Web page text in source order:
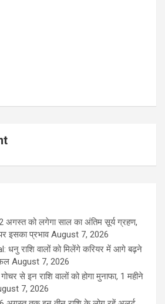
को लगेगा साल का अंतिम सूर्य ग्रहण,
इसका प्रभाव August 7, 2026
धनु राशि वालों को मिलेंगे करियर में आगे बढ़ने
August 7, 2026
से इन राशि वालों को होगा मुनाफा, 1 महीने
7, 2026